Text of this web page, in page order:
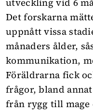
Det forskarna
uppnått vissa
månaders ålder,
kommunikation,
Föräldrarna fick
frågor, bland
från rygg till mage